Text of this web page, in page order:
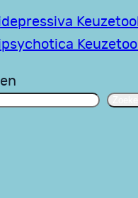
Keuzetool
Keuzetool